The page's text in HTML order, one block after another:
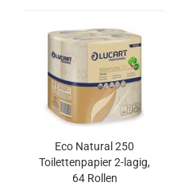
Eco Natural 250
Toilettenpapier 2-lagig,
64 Rollen